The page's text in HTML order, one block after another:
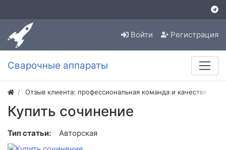
Войти Регистрация
Сварочные аппараты
Отзыв клиента: профессиональная команда и
Купить сочинение
Тип статьи: Авторская